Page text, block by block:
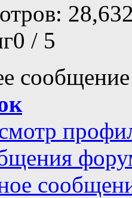
/ 5